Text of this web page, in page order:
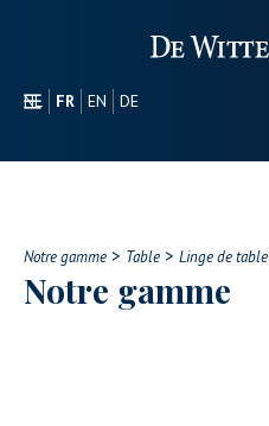
NL FR EN
DE
NOTRE GAMME
CONTACT
Notre gamme > Table > Linge de table
Notre gamme